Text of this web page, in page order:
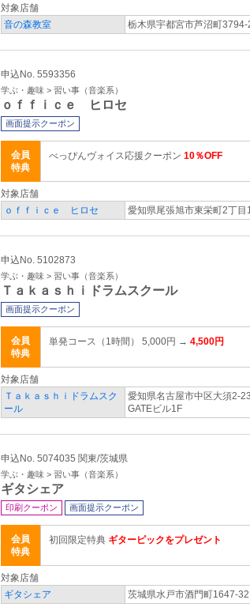
対象店舗
音の森教室
栃木県宇都宮市芦沼町3794-
申込No. 5593356
学ぶ・趣味 > 習い事（音楽系）
ｏｆｆｉｃｅ ヒロセ
画面提示クーポン
会員
特典
べっぴんヴォイス応援クーポン 10％OFF
対象店舗
ｏｆｆｉｃｅ ヒロセ
愛知県尾張旭市東栄町2丁目
申込No. 5102873
学ぶ・趣味 > 習い事（音楽系）
Ｔａｋａｓｈｉドラムスクール
画面提示クーポン
会員
特典
単発コース（1時間） 5,000円 → 4,500円
対象店舗
Ｔａｋａｓｈｉドラムスク
ール
愛知県名古屋市中区大須2-
GATEビル1F
申込No. 5074035 関東/茨城県
学ぶ・趣味 > 習い事（音楽系）
ギタシェア
印刷クーポン 画面提示クーポン
会員
特典
初回限定特典 ギターピックをプレゼント
対象店舗
ギタシェア
茨城県水戸市酒門町1647-32